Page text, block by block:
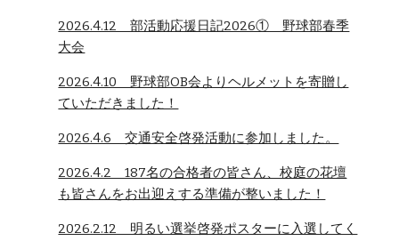
2026.4.12 部活動応援日記2026① 野球部春季
大会
2026.4.10 野球部OB会よりヘルメットを寄贈し
ていただきました！
2026.4.6 交通安全啓発活動に参加しました。
2026.4.2 187名の合格者の皆さん、校庭の花壇
も皆さんをお出迎えする準備が整いました！
2026.2.12 明るい選挙啓発ポスターに入選してく